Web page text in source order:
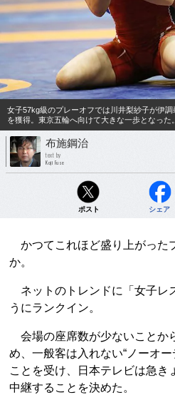
女子57kg級のプレーオフでは川井梨紗子が伊
を獲得。東京五輪へ向けて大きな一歩となった。
布施鋼治
text by
Koji Fuse
ポスト シェア
かつてこれほど盛り上がった
か。
ネットのトレンドに「女子レ
うにランクイン。
会場の座席数が少ないことか
め、一般客は入れない“ノーオ
ことを受け、日本テレビは急き
中継することを決めた。